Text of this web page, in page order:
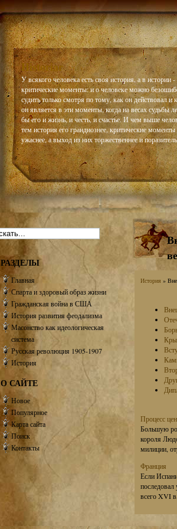
Historiar
У всякого человека есть своя история, а в истории -
критические моменты: и о человеке можно
судить только смотря по тому, как он действовал и
он является в эти моменты, когда на весах судьбы
бы его и жизнь, и честь, и счастье. И чем выше
тем история его грандиознее, критические моменты
ужаснее, а выход из них торжественнее и
История »
Процесс
Большую
короля
милиции,
Франция
Если
всего XVI
РАЗДЕЛЫ
Главная
Спарта и здоровый образ жизни
Гражданская война в США
История развития феодализма
Масонство как идеологическая
система
Русская революция 1905-1907
История
О САЙТЕ
Новое
Популярное
Карта сайта
Поиск
Контакты